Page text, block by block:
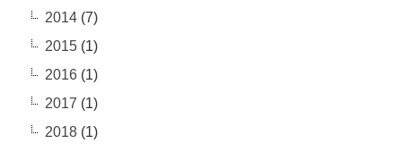
2014(7)
2015(1)
2016(1)
2017 (1)
2018(1)